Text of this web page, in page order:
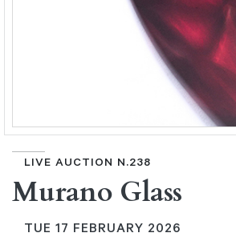
LIVE AUCTION N.238
Murano Glass
TUE 17 FEBRUARY 2026